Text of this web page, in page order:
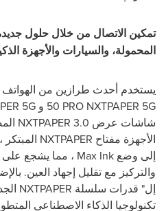
تمكين الاتصال من خلال حلول
المحمولة، والسيارات والأجهزة
يستخدم أحدث طرازين من الهواتف
50 PRO NXTPAPER 5G و 5G
شاشات عرض NXTPAPER 3.0
الأجهزة مفتاح NXTPAPER
إلى وضع Max Ink ، مما يشجع
والتركيز مع تقليل إجهاد العين.
إل" قدرات سلسلة NXTPAPER
تكنولوجيا الذكاء الاصطناعي